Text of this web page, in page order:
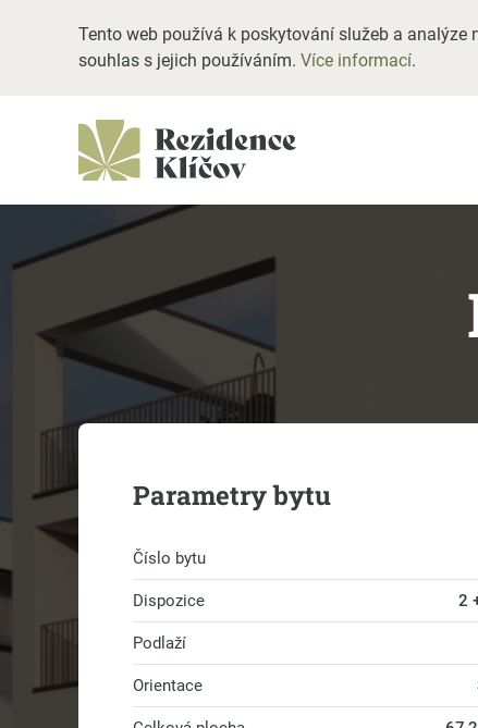
Tento web používá k poskytování služeb a
souhlas s jejich používáním. Více informací.
Parametry bytu
Číslo bytu
Dispozice 2
Podlaží
Orientace